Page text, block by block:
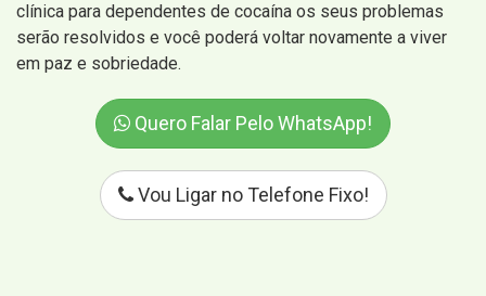
clínica para dependentes de cocaína os seus problemas
serão resolvidos e você poderá voltar novamente a viver
em paz e sobriedade.
Quero Falar Pelo WhatsApp!
Vou Ligar no Telefone Fixo!